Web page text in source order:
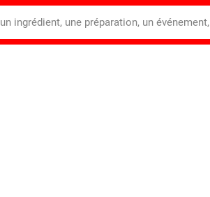
un ingrédient, une préparation, un événement,